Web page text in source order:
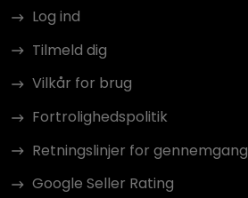
Log ind
Tilmeld dig
Vilkår for brug
Fortrolighedspolitik
Retningslinjer for gennemgang
Google Seller Rating